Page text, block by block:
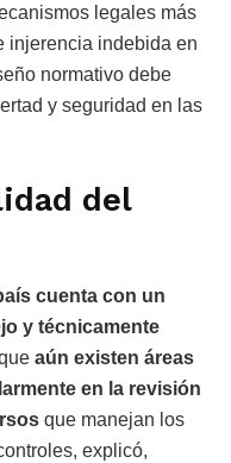
legales más
injerencia indebida en
normativo debe
y seguridad en las
del
cuenta con un
y técnicamente
aún existen áreas
en la revisión
que manejan los
explicó,